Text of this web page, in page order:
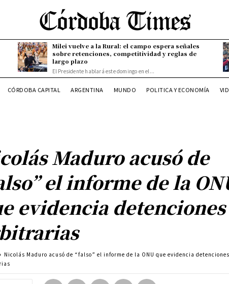
Milei vuelve a la Rural: el campo espera señales
sobre retenciones, competitividad y reglas de
largo plazo
El Presidente hablará este domingo en el...
CÓRDOBA CAPITAL ARGENTINA MUNDO POLITICA Y ECONOMÍA
Maduro acusó de
el informe de la
evidencia detenciones
Nicolás Maduro acusó de “falso” el informe de la ONU que evidencia